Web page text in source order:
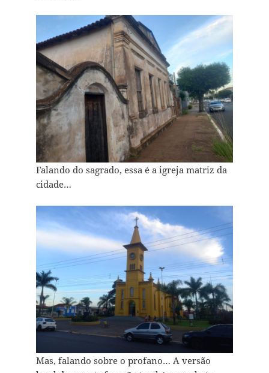
Falando do sagrado, essa é a igreja matriz da
cidade…
Mas, falando sobre o profano… A versão